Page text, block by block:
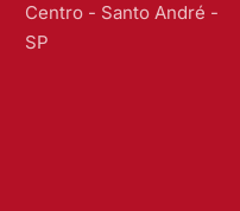
Centro - Santo André -
SP